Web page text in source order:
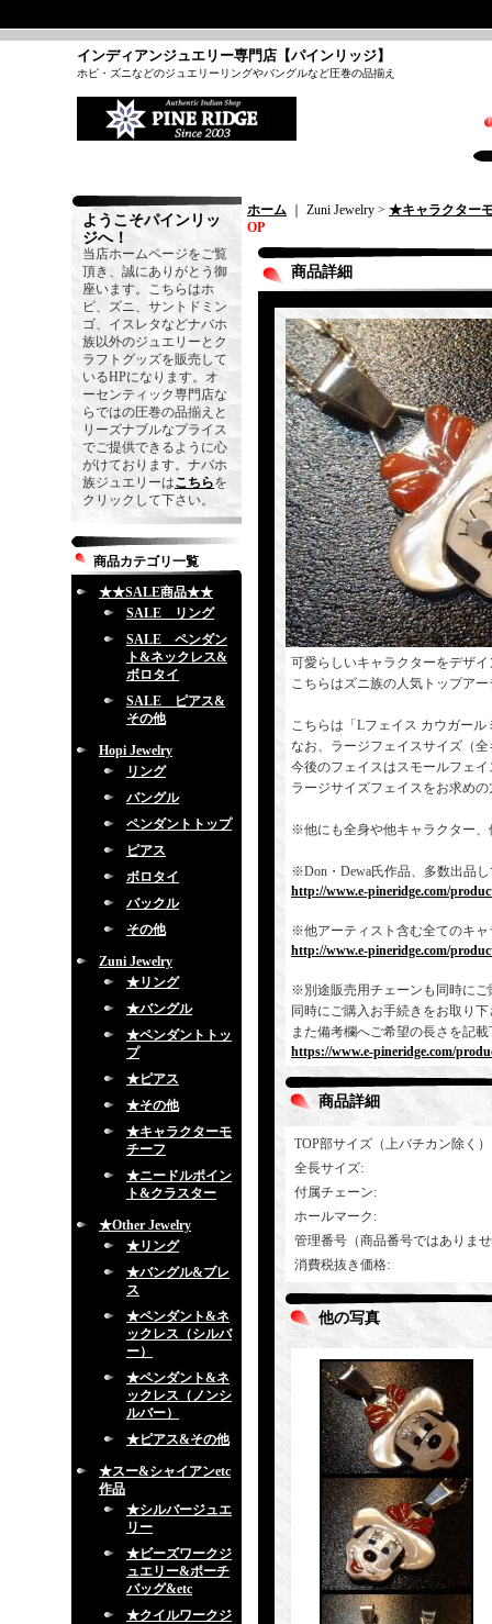
インディアンジュエリー専門店【パインリッジ】
ホピ・ズニなどのジュエリーリングやバングルなど圧巻の品揃え
ようこそパインリッ
ジへ！
当店ホームページをご覧
頂き、誠にありがとう御
座います。こちらはホ
ピ、ズニ、サントドミン
ゴ、イスレタなどナバホ
族以外のジュエリーとク
ラフトグッズを販売して
いるHPになります。オ
ーセンティック専門店な
らではの圧巻の品揃えと
リーズナブルなプライス
でご提供できるように心
がけております。ナバホ
族ジュエリーはこちらを
クリックして下さい。
商品カテゴリ一覧
★★SALE商品★★
SALE リング
SALE ペンダン
ト&ネックレス&
ボロタイ
SALE ピアス&
その他
Hopi Jewelry
リング
バングル
ペンダントトップ
ピアス
ボロタイ
バックル
その他
Zuni Jewelry
★リング
★バングル
★ペンダントトッ
プ
★ピアス
★その他
★キャラクターモ
チーフ
★ニードルポイン
ト&クラスター
★Other Jewelry
★リング
★バングル&ブレ
ス
★ペンダント&ネ
ックレス（シルバ
ー）
★ペンダント&ネ
ックレス（ノンシ
ルバー）
★ピアス&その他
★スー&シャイアンetc
作品
★シルバージュエ
リー
★ビーズワークジ
ュエリー&ポーチ
バッグ&etc
★クイルワークジ
ホーム ｜ Zuni Jewelry > ★キャラクター
OP
商品詳細
可愛らしいキャラクターをデザ
こちらはズニ族の人気トップア
こちらは「Lフェイス カウガー
なお、ラージフェイスサイズ（
今後のフェイスはスモールフェ
ラージサイズフェイスをお求め
※他にも全身や他キャラクター
※Don・Dewa氏作品、多数出品
http://www.e-pineridge.com/
※他アーティスト含む全てのキ
http://www.e-pineridge.com/
※別途販売用チェーンも同時に
同時にご購入お手続きをお取り
また備考欄へご希望の長さを記
https://www.e-pineridge.com/
商品詳細
TOP部サイズ（上バチカン除く）
全長サイズ:
付属チェーン:
ホールマーク :
管理番号（商品番号ではありま
消費税抜き価格:
他の写真